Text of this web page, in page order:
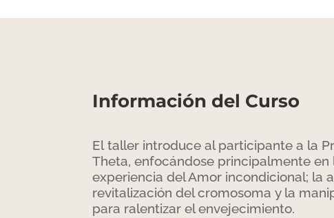
Información del Curso
El taller introduce al participante a la
Theta, enfocándose principalmente
experiencia del Amor incondicional; la
revitalización del cromosoma y la
para ralentizar el envejecimiento.